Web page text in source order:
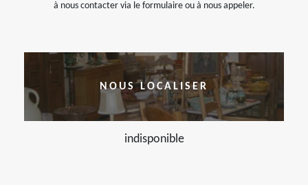
à nous contacter via le formulaire ou à nous appeler.
NOUS LOCALISER
indisponible